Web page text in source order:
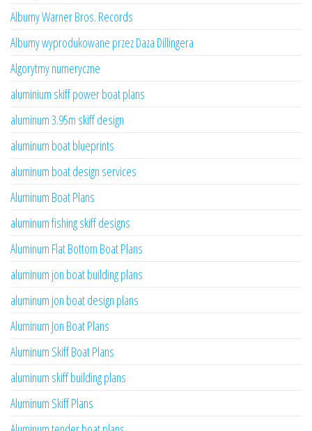
Albumy Warner Bros. Records
Albumy wyprodukowane przez Daza Dillingera
Algorytmy numeryczne
aluminium skiff power boat plans
aluminum 3.95m skiff design
aluminum boat blueprints
aluminum boat design services
Aluminum Boat Plans
aluminum fishing skiff designs
Aluminum Flat Bottom Boat Plans
aluminum jon boat building plans
aluminum jon boat design plans
Aluminum Jon Boat Plans
Aluminum Skiff Boat Plans
aluminum skiff building plans
Aluminum Skiff Plans